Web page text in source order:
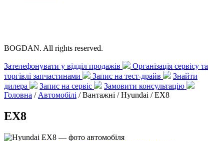
BOGDAN. All rights reserved.
Зателефонувати у відділ продажів
Організація сервісу та
торгівлі запчастинами
Запис на тест-драйв
Знайти
дилера
Запис на сервіс
Замовити консультацію
Головна / Автомобілі / Вантажні / Hyundai /EX8
EX8